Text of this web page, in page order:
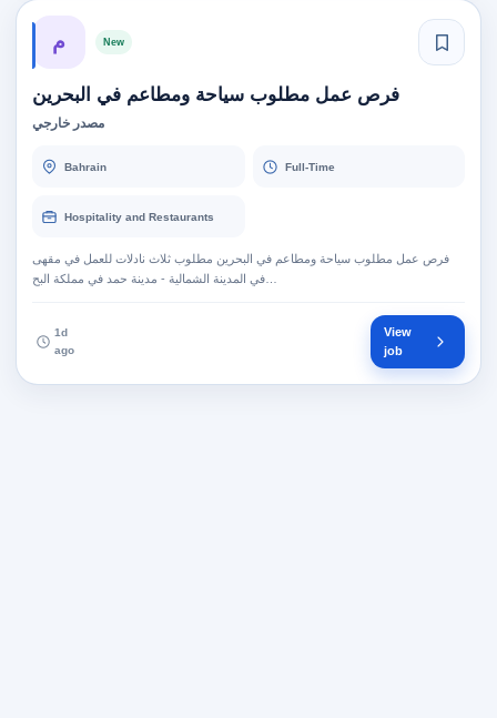
م New
فرص عمل مطلوب سياحة ومطاعم في البحرين
مصدر خارجي
Bahrain Full-Time
Hospitality and Restaurants
فرص عمل مطلوب سياحة ومطاعم في البحرين مطلوب ثلاث نادلات للعمل في مقهى
1d
ago
View
job